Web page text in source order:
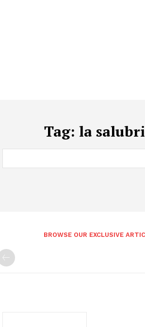
Tag: la
BROWSE OUR EXCLUSIVE